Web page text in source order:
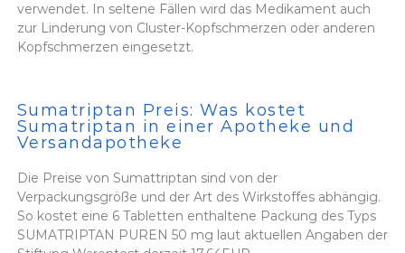
verwendet. In seltene Fällen wird das Medikament auch
zur Linderung von Cluster-Kopfschmerzen oder anderen
Kopfschmerzen eingesetzt.
Sumatriptan Preis: Was kostet
Sumatriptan in einer Apotheke und
Versandapotheke
Die Preise von Sumattriptan sind von der
Verpackungsgröße und der Art des Wirkstoffes abhängig.
So kostet eine 6 Tabletten enthaltene Packung des Typs
SUMATRIPTAN PUREN 50 mg laut aktuellen Angaben der